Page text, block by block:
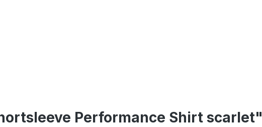
Performance Shirt scarlet"